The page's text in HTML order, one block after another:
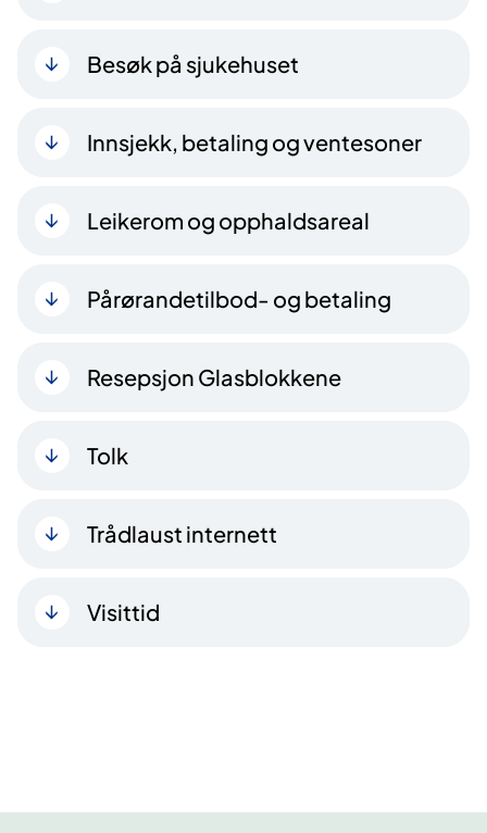
Besøk på sjukehuset
Innsjekk, betaling og ventesoner
Leikerom og opphaldsareal
Pårørandetilbod- og betaling
Resepsjon Glasblokkene
Tolk
Trådlaust internett
Visittid